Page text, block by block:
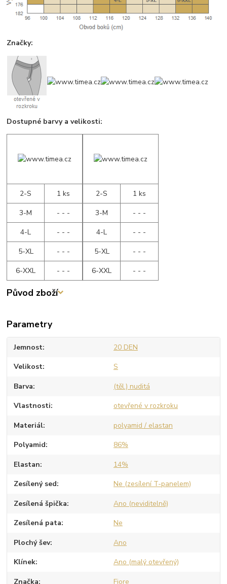
Značky:
Dostupné barvy a velikosti:
2-S
1 ks
3-M
- - -
4-L
- - -
5-XL
- - -
6-XXL
- - -
2-S
1 ks
3-M
- - -
4-L
- - -
5-XL
- - -
6-XXL
- - -
Původ zboží
Parametry
Jemnost 20 DEN
Velikost S
Barva (těl.) nuditá
Vlastnosti otevřené v rozkroku
Materiál polyamid / elastan
Polyamid 86%
Elastan 14%
Zesílený sed Ne (zesílení T-panelem)
Zesílená špička Ano (neviditelně)
Zesílená pata Ne
Plochý šev Ano
Klínek Ano (malý otevřený)
Značka Fiore